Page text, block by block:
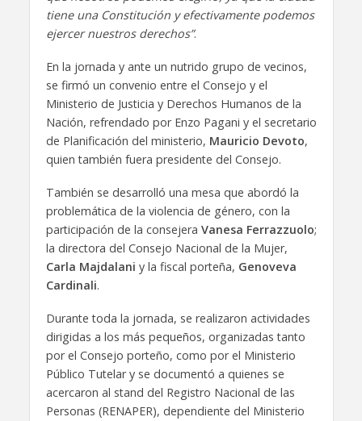
tiene una Constitución y efectivamente podemos
ejercer nuestros derechos”.
En la jornada y ante un nutrido grupo de vecinos,
se firmó un convenio entre el Consejo y el
Ministerio de Justicia y Derechos Humanos de la
Nación, refrendado por Enzo Pagani y el secretario
de Planificación del ministerio, Mauricio Devoto,
quien también fuera presidente del Consejo.
También se desarrolló una mesa que abordó la
problemática de la violencia de género, con la
participación de la consejera Vanesa Ferrazzuolo;
la directora del Consejo Nacional de la Mujer,
Carla Majdalani y la fiscal porteña, Genoveva
Cardinali.
Durante toda la jornada, se realizaron actividades
dirigidas a los más pequeños, organizadas tanto
por el Consejo porteño, como por el Ministerio
Público Tutelar y se documentó a quienes se
acercaron al stand del Registro Nacional de las
Personas (RENAPER), dependiente del Ministerio